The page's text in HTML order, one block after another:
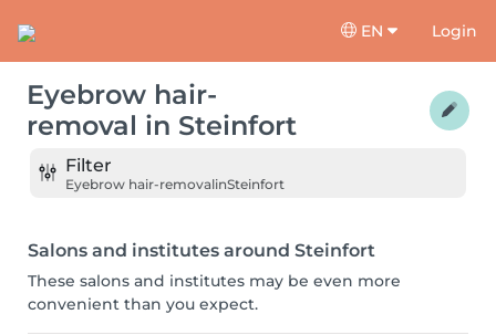
EN Login
Eyebrow hair-
removal in Steinfort
Filter
Eyebrow hair-removalinSteinfort
Salons and institutes around Steinfort
These salons and institutes may be even more
convenient than you expect.